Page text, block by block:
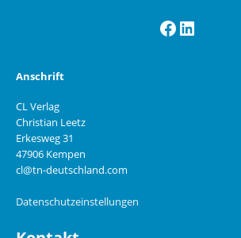
Facebook
LinkedIn
Anschrift
CL Verlag
Christian Leetz
Erkesweg 31
47906 Kempen
cl@tn-deutschland.com
Datenschutzeinstellungen